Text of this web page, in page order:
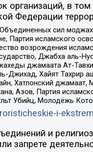
в
Федерации
сил
Партия исламского
возрождения
Джабха аль-
джамаата Ат-
Джихад, Хайят Тахрир
Хатлонский джамаат,
Азов, Партия
Убийц, Молодёжь
i-
и
запрете